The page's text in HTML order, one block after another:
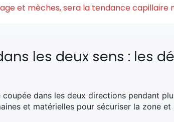
et mèches, sera la tendance capillaire
les deux sens : les
coupée dans les deux directions pendant
et matérielles pour sécuriser la zone